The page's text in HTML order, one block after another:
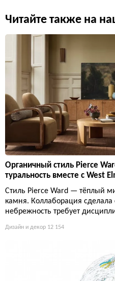
Читайте также на
Органичный стиль Pierce
туральность вместе с West
Стиль Pierce Ward — тёплый
камня. Коллаборация сделала
небрежность требует
Дизайн и декор 12 154